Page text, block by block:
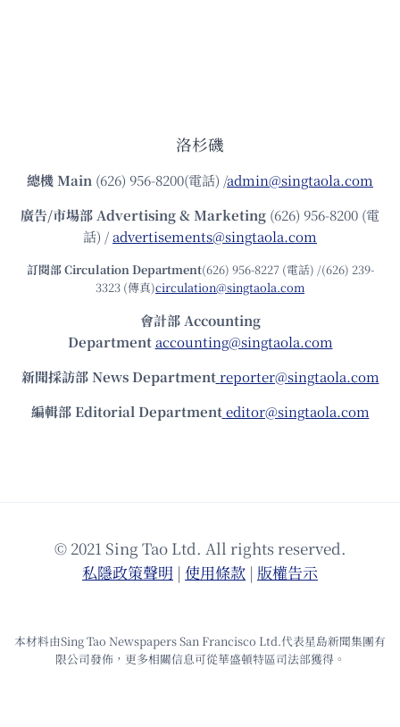
洛杉磯
總機Main (626) 956-8200(電話) /admin@singtaola.com
廣告/市場部Advertising & Marketing (626) 956-8200 (電
話) /advertisements@singtaola.com
訂閱部 Circulation Department(626) 956-8227 (電話) /(626) 239-
3323 (傳真)circulation@singtaola.com
會計部 Accounting
Department accounting@singtaola.com
新聞採訪部 News Department reporter@singtaola.com
編輯部 Editorial Department editor@singtaola.com
© 2021 Sing Tao Ltd. All rights reserved.
私隱政策聲明 | 使⽤條款 | 版權告⽰
本材料由Sing Tao Newspapers San Francisco Ltd.代表星島新聞集團有
限公司發佈，更多相關信息可從華盛頓特區司法部獲得。